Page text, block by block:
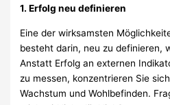
1. Erfolg neu definieren
Eine der wirksamsten
besteht darin, neu zu definieren,
Anstatt Erfolg an externen
zu messen, konzentrieren Sie
Wachstum und Wohlbefinden.